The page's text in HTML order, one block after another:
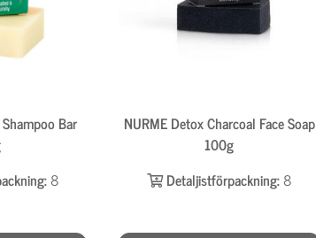
Bar
8
NURME Detox Charcoal Face Soap
100g
Detaljistförpackning:8